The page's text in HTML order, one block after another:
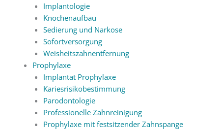
Implantologie
Knochenaufbau
Sedierung und Narkose
Sofortversorgung
Weisheitszahnentfernung
Prophylaxe
Implantat Prophylaxe
Kariesrisikobestimmung
Parodontologie
Professionelle Zahnreinigung
Prophylaxe mit festsitzender Zahnspange